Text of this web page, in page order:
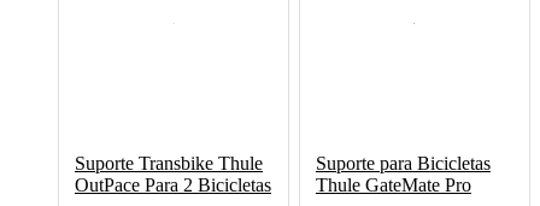
Suporte Transbike Thule
OutPace Para 2 Bicicletas
Suporte para Bicicletas
Thule GateMate Pro